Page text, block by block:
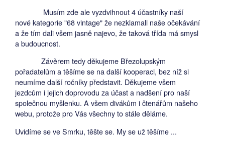
Musím zde ale vyzdvihnout 4 účastníky naší
nové kategorie "68 vintage" že nezklamali naše očekávání
a že tím dali všem jasně najevo, že taková třída má smysl
a budoucnost.
Závěrem tedy děkujeme Březolupským
pořadatelům a těšíme se na další kooperaci, bez níž si
neumíme další ročníky představit. Děkujeme všem
jezdcům i jejich doprovodu za účast a nadšení pro naší
společnou myšlenku. A všem divákům i čtenářům našeho
webu, protože pro Vás všechny to stále děláme.
Uvidíme se ve Smrku, těšte se. My se už těšíme ...